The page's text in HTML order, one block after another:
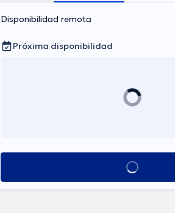
Disponibilidad remota
Próxima disponibilidad
Ver más horarios